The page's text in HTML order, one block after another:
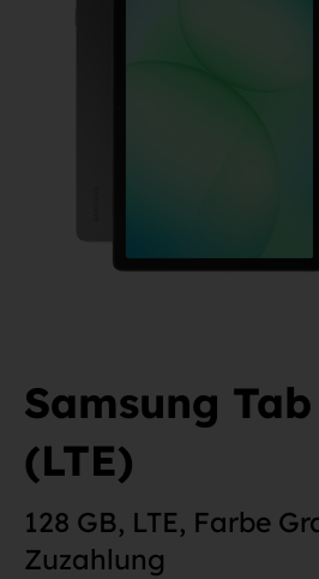
Samsung Tab
(LTE)
128 GB, LTE, Farbe
Zuzahlung